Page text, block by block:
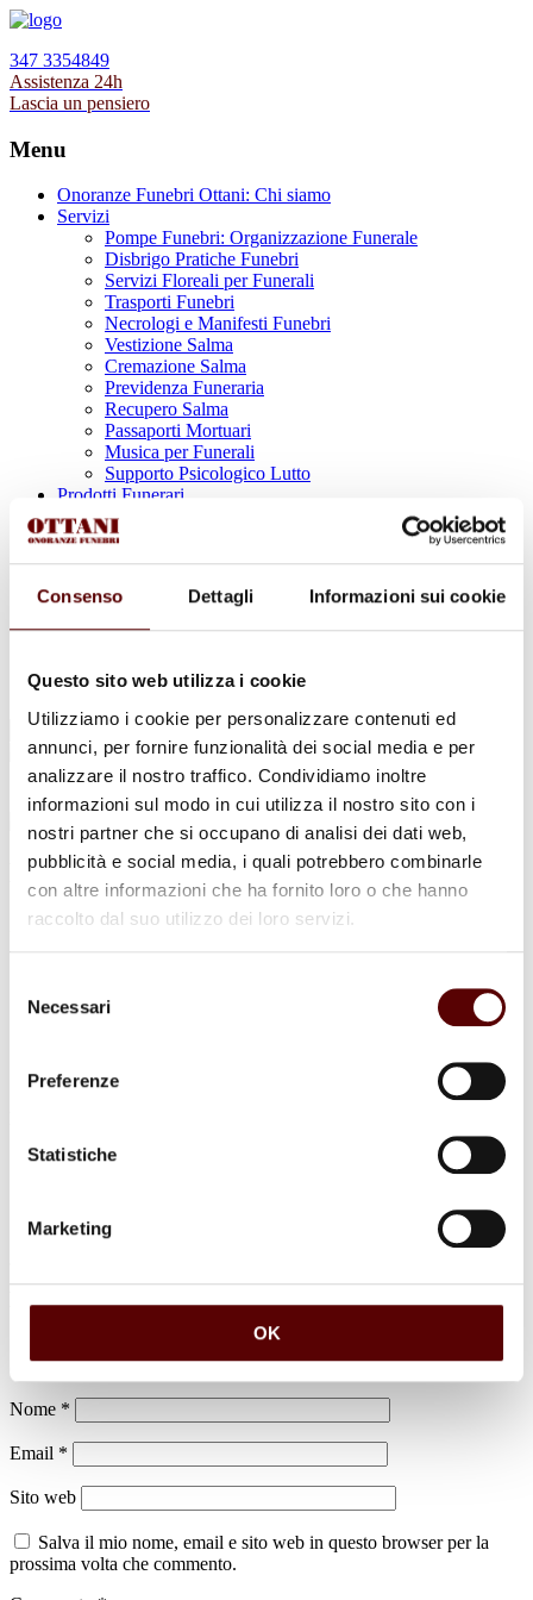
Consenso Dettagli Informazioni sui cookie
Questo sito web utilizza i cookie
Utilizziamo i cookie per personalizzare contenuti ed
annunci, per fornire funzionalità dei social media e per
analizzare il nostro traffico. Condividiamo inoltre
informazioni sul modo in cui utilizza il nostro sito con i
nostri partner che si occupano di analisi dei dati web,
pubblicità e social media, i quali potrebbero combinarle
con altre informazioni che ha fornito loro o che hanno
raccolto dal suo utilizzo dei loro servizi.
delNecessari
Preferenze
Statistiche
Marketing
OK
347 3354849
Assistenza 24h
Lascia un pensiero
Menu
Onoranze Funebri Ottani: Chi siamo
Servizi
Pompe Funebri: Organizzazione Funerale
Disbrigo Pratiche Funebri
Servizi Floreali per Funerali
Trasporti Funebri
Necrologi e Manifesti Funebri
Vestizione Salma
Cremazione Salma
Previdenza Funeraria
Recupero Salma
Passaporti Mortuari
Musica per Funerali
Supporto Psicologico Lutto
Prodotti Funerari
Lapidi, Lastre tombali e Monumenti Funerari
Urne Cinerarie
Allestimento Funebre
In caso di decesso
Necrologi
Info e Contatti
Cerca
per:
Mario Mazzucchelli
24 Marzo 1947 - 3 Marzo 2022
Lascia un commento
Il tuo indirizzo email non sarà pubblicato.
contrassegnati*
Nome *
Email *
Sito web
Salva il mio nome, email e sito web in questo browser per la
prossima volta che commento.